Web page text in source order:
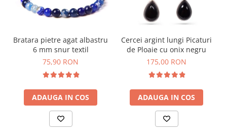
Bratara pietre agat albastru
6 mm snur textil
75,90 RON
ADAUGA IN COS
Cercei argint lungi Picaturi
de Ploaie cu onix negru
175,00 RON
ADAUGA IN COS